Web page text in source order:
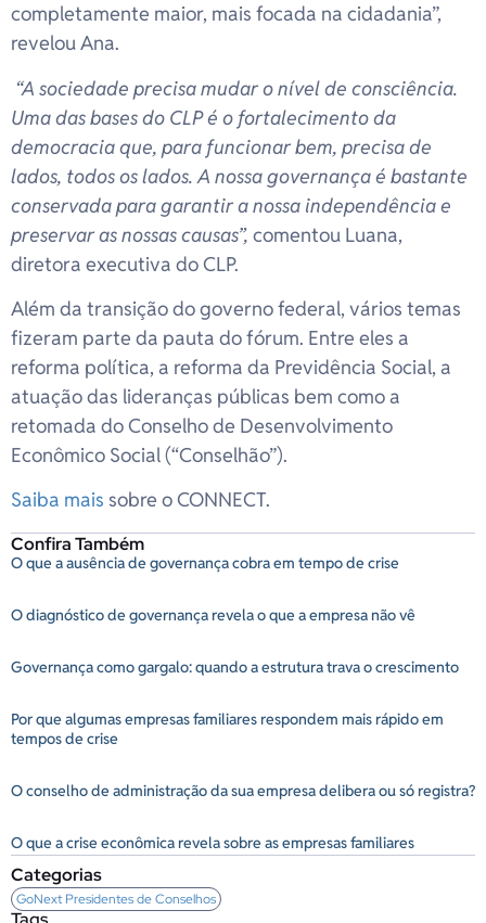
Categorias
GoNext Presidentes de Conselhos
Confira Também
O que a ausência de governança cobra em tempo de crise
O diagnóstico de governança revela o que a empresa não vê
Governança como gargalo: quando a estrutura trava o crescimento
Por que algumas empresas familiares respondem mais rápido em
tempos de crise
O conselho de administração da sua empresa delibera ou só registra?
O que a crise econômica revela sobre as empresas familiares
completamente maior, mais focada na cidadania”,
revelou Ana.
“A sociedade precisa mudar o nível de consciência.
Uma das bases do CLP é o fortalecimento da
democracia que, para funcionar bem, precisa de
lados, todos os lados. A nossa governança é bastante
conservada para garantir a nossa independência e
preservar as nossas causas”, comentou Luana,
diretora executiva do CLP.
Além da transição do governo federal, vários temas
fizeram parte da pauta do fórum. Entre eles a
reforma política, a reforma da Previdência Social, a
atuação das lideranças públicas bem como a
retomada do Conselho de Desenvolvimento
Econômico Social (“Conselhão”).
Saiba mais sobre o CONNECT.